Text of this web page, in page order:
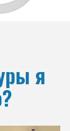
я